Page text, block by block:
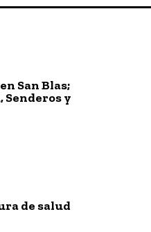
San Blas;
Senderos y
de salud